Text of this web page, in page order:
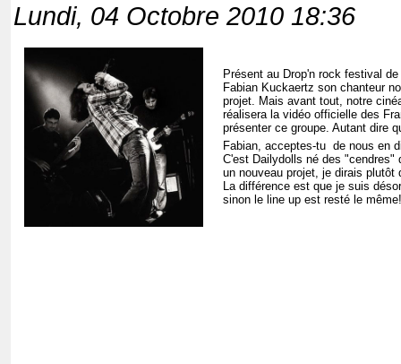
Lundi, 04 Octobre 2010 18:36
Présent au Drop'n rock festival
Fabian Kuckaertz son chanteur
projet. Mais avant tout, notre
réalisera la vidéo officielle des
présenter ce groupe. Autant dire
Fabian, acceptes-tu de nous en
C'est Dailydolls né des "cendres"
un nouveau projet, je dirais
La différence est que je suis
sinon le line up est resté le